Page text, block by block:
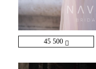
45 500